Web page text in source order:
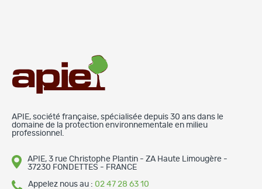
APIE, société française, spécialisée depuis 30 ans dans le
domaine de la protection environnementale en milieu
professionnel.
APIE, 3 rue Christophe Plantin - ZA Haute Limougère -
37230 FONDETTES - FRANCE
Appelez nous au : 02 47 28 63 10